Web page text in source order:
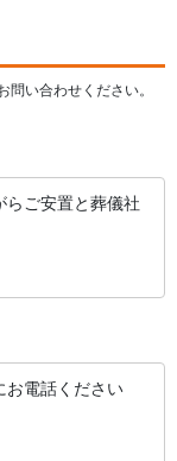
い合わせください。
ご安置と葬儀社
お電話ください